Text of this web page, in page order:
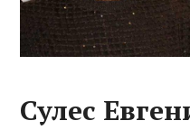
Сулес